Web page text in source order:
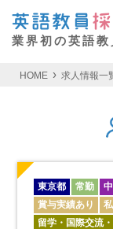
業界初の英語
HOME 求人情報一
東京都 常勤
賞与実績あり
留学・国際交流